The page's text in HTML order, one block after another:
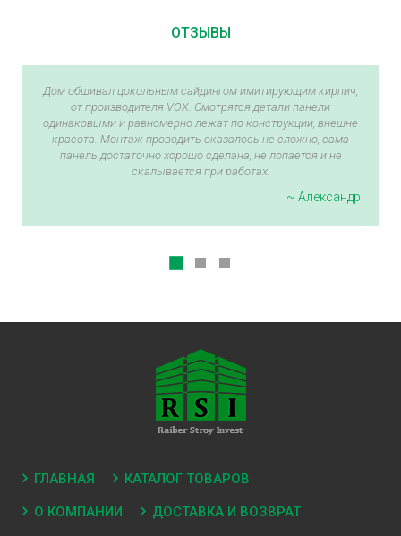
ОТЗЫВЫ
Дом обшивал цокольным сайдингом имитирующим кирпич,
от производителя VOX. Смотрятся детали панели
одинаковыми и равномерно лежат по конструкции, внешне
красота. Монтаж проводить оказалось не сложно, сама
панель достаточно хорошо сделана, не лопается и не
скалывается при работах.
~ Александр
ГЛАВНАЯ КАТАЛОГ ТОВАРОВ
О КОМПАНИИ ДОСТАВКА И ВОЗВРАТ